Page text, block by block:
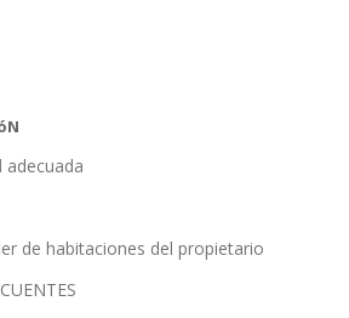
adecuada
de habitaciones del propietario